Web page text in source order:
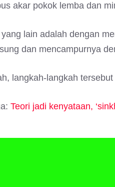
akar pokok lemba dan
lain adalah dengan
dan mencampurnya
langkah-langkah
Teori jadi kenyataan,